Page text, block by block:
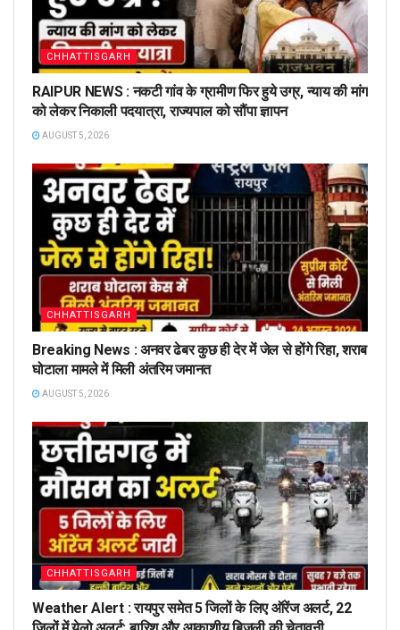
CHHATTISGARH
RAIPUR NEWS : नकटी गांव के ग्रामीण फिर हुये उग्र, न्याय की मांग
को लेकर निकाली पदयात्रा, राज्यपाल को सौंपा ज्ञापन
AUGUST 5, 2026
CHHATTISGARH
Breaking News : अनवर ढेबर कुछ ही देर में जेल से होंगे रिहा, शराब
घोटाला मामले में मिली अंतरिम जमानत
AUGUST 5, 2026
CHHATTISGARH
Weather Alert : रायपुर समेत 5 जिलों के लिए ऑरेंज अलर्ट, 22